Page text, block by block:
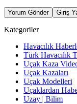
Yorum Gönder Giriş
Kategoriler
Havacılık
Türk Havacılık
Uçak Kaza
Uçak Kazaları
Uçak Modelleri
Uçaklardan
Uzay | Bilim